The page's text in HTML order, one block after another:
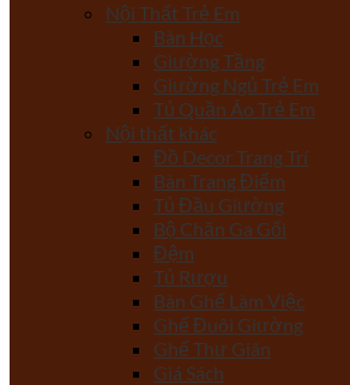
Nội Thất Trẻ Em
Bàn Học
Giường Tầng
Giường Ngủ Trẻ Em
Tủ Quần Áo Trẻ Em
Nội thất khác
Đồ Decor Trang Trí
Bàn Trang Điểm
Tủ Đầu Giường
Bộ Chăn Ga Gối
Đệm
Tủ Rượu
Bàn Ghế Làm Việc
Ghế Đuôi Giường
Ghế Thư Giãn
Giá Sách